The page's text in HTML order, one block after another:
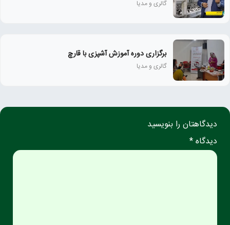
گالری و مدیا
برگزاری دوره آموزش آشپزی با قارچ
گالری و مدیا
دیدگاهتان را بنویسید
دیدگاه *